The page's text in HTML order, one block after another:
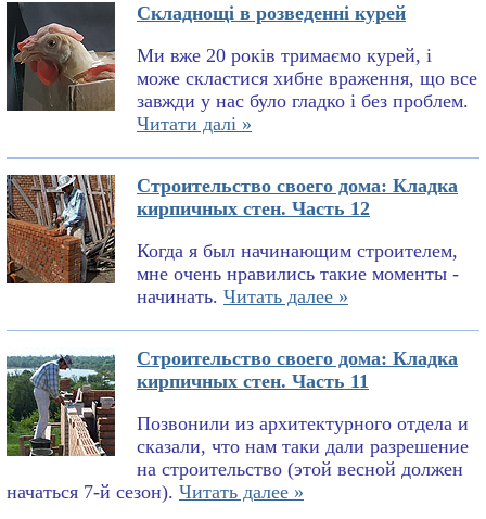
Складнощі в розведенні курей
Ми вже 20 років тримаємо курей, і
може скластися хибне враження, що все
завжди у нас було гладко і без проблем.
Читати далі »
Строительство своего дома: Кладка
кирпичных стен. Часть 12
Когда я был начинающим строителем,
мне очень нравились такие моменты -
начинать. Читать далее »
Строительство своего дома: Кладка
кирпичных стен. Часть 11
Позвонили из архитектурного отдела и
сказали, что нам таки дали разрешение
на строительство (этой весной должен
начаться 7-й сезон). Читать далее »